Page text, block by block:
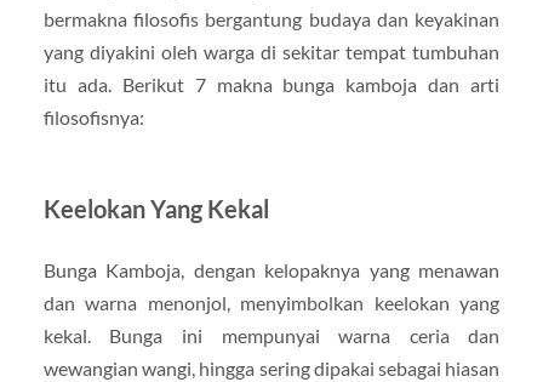
bermakna filosofis bergantung budaya dan keyakinan
yang diyakini oleh warga di sekitar tempat tumbuhan
itu ada. Berikut 7 makna bunga kamboja dan arti
filosofisnya:
Keelokan Yang Kekal
Bunga Kamboja, dengan kelopaknya yang menawan
dan warna menonjol, menyimbolkan keelokan yang
kekal. Bunga ini mempunyai warna ceria dan
wewangian wangi, hingga sering dipakai sebagai hiasan